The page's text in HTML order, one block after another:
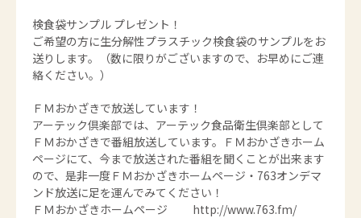
検食袋サンプル プレゼント！
ご希望の方に生分解性プラスチック検食袋のサンプルをお
送りします。（数に限りがございますので、お早めにご連
絡ください。）
ＦＭおかざきで放送しています！
アーテック倶楽部では、アーテック食品衛生倶楽部として
ＦＭおかざきで番組放送しています。ＦＭおかざきホーム
ページにて、今まで放送された番組を聞くことが出来ます
ので、是非一度ＦＭおかざきホームページ・763オンデマ
ンド放送に足を運んでみてください！
ＦＭおかざきホームページ http://www.763.fm/